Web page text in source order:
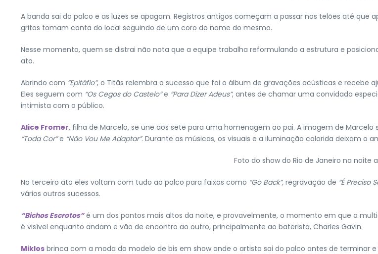
A banda sai do palco e as luzes se apagam. Registros antigos começam a passar nos telões até que
gritos tomam conta do local seguindo de um coro do nome do mesmo.
Nesse momento, quem se distrai não nota que a equipe trabalha reformulando a estrutura e
ato.
Abrindo com “Epitáfio”, o Titãs relembra o sucesso que foi o álbum de gravações acústicas e recebe
Eles seguem com “Os Cegos do Castelo”e “Para Dizer Adeus”, antes de chamar uma convidada
intimista com o público.
Alice Fromer, filha de Marcelo, se une aos sete para uma homenagem ao pai. A imagem de
“Toda Cor”e “Não Vou Me Adaptar”. Durante as músicas, os visuais e a iluminação colorida deixam o
Foto do show do Rio de Janeiro na noite
No terceiro ato eles voltam com tudo ao palco para faixas como “Go Back”, regravação de “É Preciso
vários outros sucessos.
“Bichos Escrotos”é um dos pontos mais altos da noite, e provavelmente, o momento em que a
é visível enquanto andam e vão de encontro ao outro, principalmente ao baterista, Charles Gavin.
Miklos brinca com a moda do modelo de bis em show onde o artista sai do palco antes de terminar